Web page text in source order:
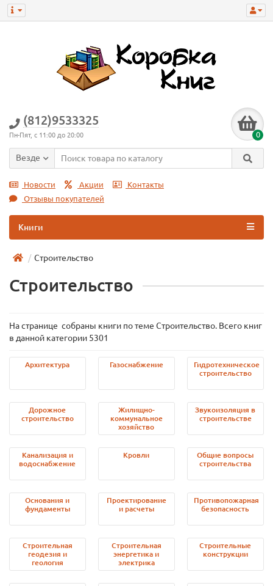
(812)9533325
Пн-Пят, с 11:00 до 20:00 0
Везде
Новости Акции
Контакты
Отзывы покупателей
Книги
Строительство
Строительство
На странице собраны книги по теме Строительство. Всего книг
в данной категории 5301
Архитектура Газоснабжение
Гидротехническое
строительство
Дорожное
строительство
Жилищно-
коммунальное
хозяйство
Звукоизоляция в
строительстве
Канализация и
водоснабжение
Кровли
Общие вопросы
строительства
Основания и
фундаменты
Проектирование
и расчеты
Противопожарная
безопасность
Строительная
геодезия и
геология
Строительная
энергетика и
электрика
Строительные
конструкции